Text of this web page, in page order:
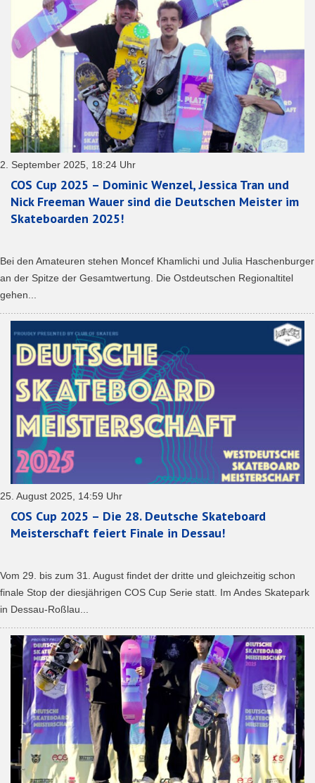
2. September 2025, 18:24 Uhr
COS Cup 2025 – Dominic Wenzel, Jessica Tran und
Nick Freeman Wauer sind die Deutschen Meister im
Skateboarden 2025!
Bei den Amateuren stehen Moncef Khamlichi und Julia Haschenburger
an der Spitze der Gesamtwertung. Die Ostdeutschen Regionaltitel
gehen...
25. August 2025, 14:59 Uhr
COS Cup 2025 – Die 28. Deutsche Skateboard
Meisterschaft feiert Finale in Dessau!
Vom 29. bis zum 31. August findet der dritte und gleichzeitig schon
finale Stop der diesjährigen COS Cup Serie statt. Im Andes Skatepark
in Dessau-Roßlau...